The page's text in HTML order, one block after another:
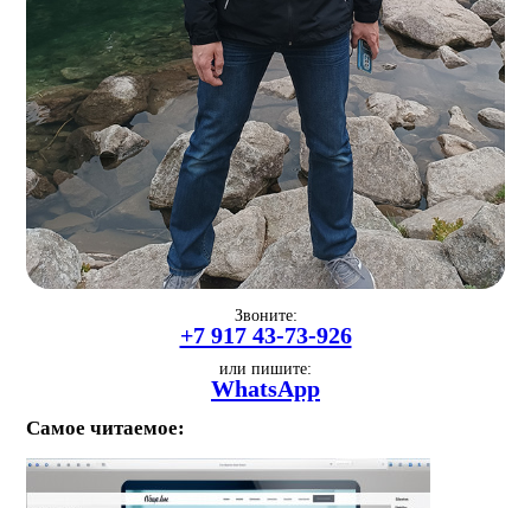
Звоните:
+7 917 43-73-926
или пишите:
WhatsApp
Самое читаемое: